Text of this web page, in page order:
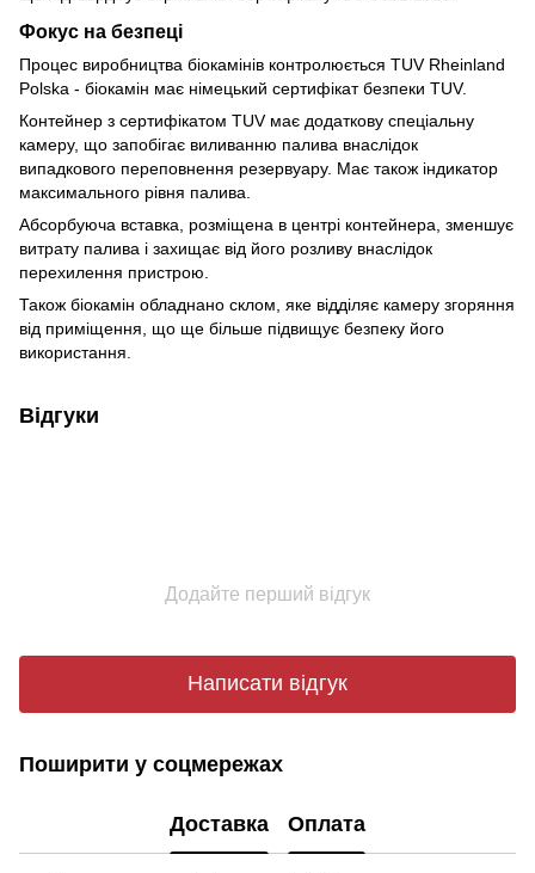
Фокус на безпеці
Процес виробництва біокамінів контролюється TUV Rheinland
Polska - біокамін має німецький сертифікат безпеки TUV.
Контейнер з сертифікатом TUV має додаткову спеціальну
камеру, що запобігає виливанню палива внаслідок
випадкового переповнення резервуару. Має також індикатор
максимального рівня палива.
Абсорбуюча вставка, розміщена в центрі контейнера, зменшує
витрату палива і захищає від його розливу внаслідок
перехилення пристрою.
Також біокамін обладнано склом, яке відділяє камеру згоряння
від приміщення, що ще більше підвищує безпеку його
використання.
Відгуки
Додайте перший відгук
Написати відгук
Поширити у соцмережах
Доставка Оплата